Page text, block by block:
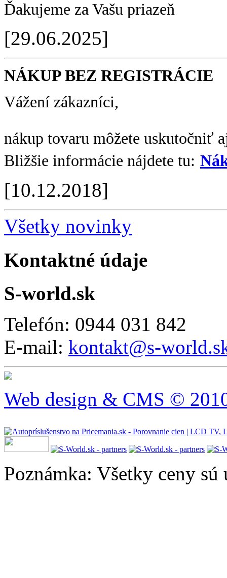
Ďakujeme za Vašu priazeň
[29.06.2025]
NÁKUP BEZ REGISTRÁCIE
Vážení zákazníci,
nákup tovaru môžete uskutočniť
Bližšie informácie nájdete tu:
[10.12.2018]
Všetky novinky
Kontaktné údaje
S-world.sk
Telefón: 0944 031 842
E-mail: kontakt@s-
Web design & CMS ©
Poznámka: Všetky ceny sú